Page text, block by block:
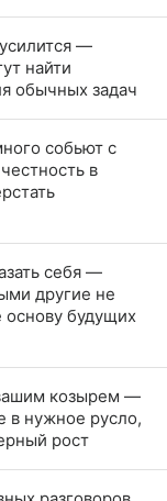
—
найти
обычных задач
собьют с
в
себя —
другие не
основу будущих
козырем —
в нужное русло,
рост